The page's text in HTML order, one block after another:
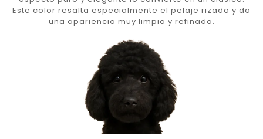
Este color resalta especialmente el pelaje rizado y da
una apariencia muy limpia y refinada.